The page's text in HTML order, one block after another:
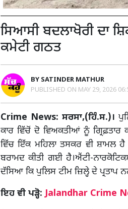
ਸਿਆਸੀ ਬਦਲਾਖੋਰੀ ਦਾ
ਕਮੇਟੀ ਗਠਤ
BY SATINDER MATHUR
PUBLISHED ON MAY 29, 2026
Crime News: ਸਰਸਾ,(ਹਿੰ.ਸ.)।
ਕਾਰ ਵਿੱਚੋਂ ਦੋ ਵਿਅਕਤੀਆਂ ਨੂੰ ਗ੍ਰਿਫ਼ਤਾਰ
ਵਿੱਚ ਇੱਕ ਮਹਿਲਾ ਤਸਕਰ ਵੀ ਸ਼ਾਮਲ
ਬਰਾਮਦ ਕੀਤੀ ਗਈ ਹੈ।ਐਂਟੀ-
ਦੱਸਿਆ ਕਿ ਪੁਲਿਸ ਟੀਮ ਜ਼ਿਲ੍ਹੇ ਦੇ
ਇਹ ਵੀ ਪੜ੍ਹੋ:Jalandhar Crime